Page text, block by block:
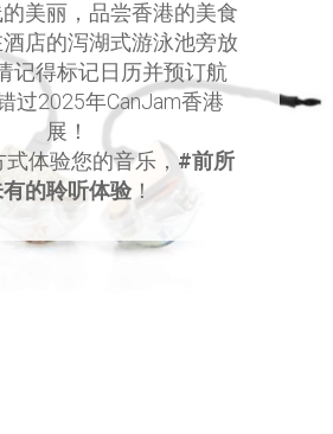
美丽，品尝香港的美食
店的泻湖式游泳池旁放
记得标记日历并预订航
过2025年CanJam香港
展！
式体验您的音乐，#前所
有的聆听体验！